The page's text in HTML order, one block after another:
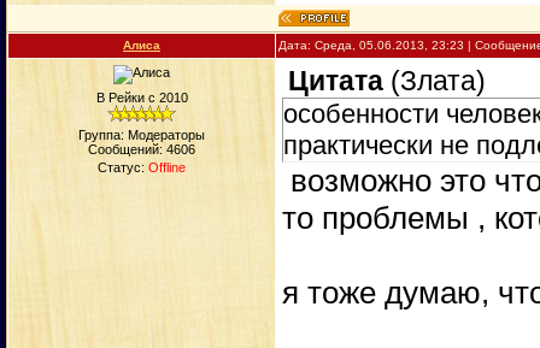
Алиса Дата: Среда, 05.06.2013, 23:23 |
В Рейки с 2010
Группа: Модераторы
Сообщений: 4606
Статус: Offline
Цитата (Злата)
особенности
практически не
возможно это
то проблемы ,
я тоже думаю,